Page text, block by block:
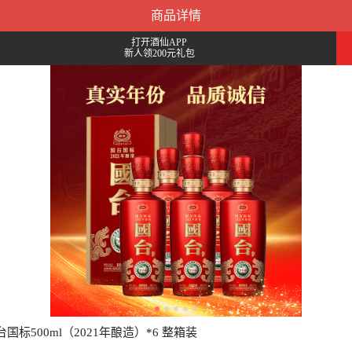
商品详情
打开酒仙APP
新人领200元礼包
国标500ml（2021年酿造）*6 整箱装